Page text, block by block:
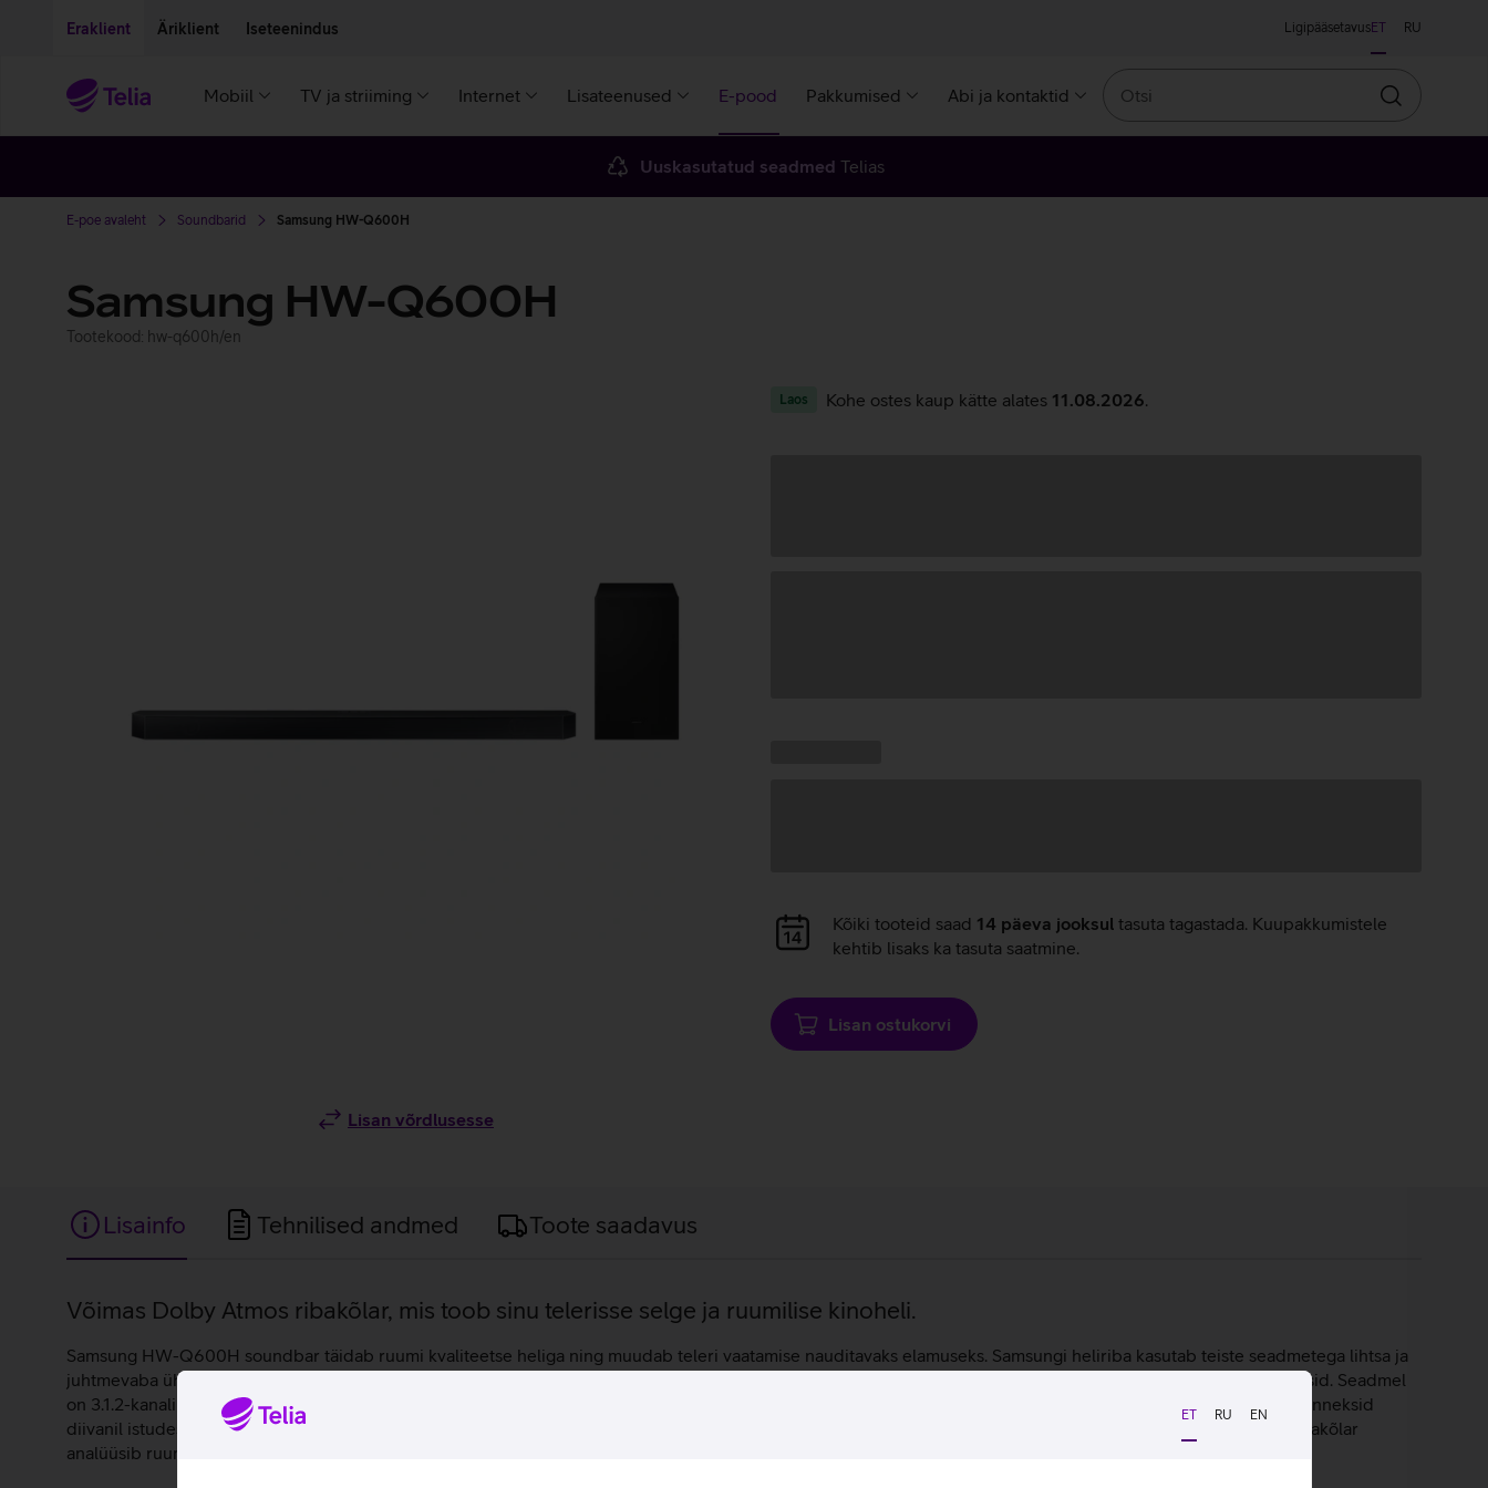
ET RU EN
Eraklient Äriklient Iseteenindus LigipääsetavusET RU
Mobiil TV ja striiming Internet Lisateenused E-pood Pakkumised Abi ja kontaktid
Otsin
Uuskasutatud seadmed Telias
E-poe avaleht Soundbarid Samsung HW-Q600H
Samsung HW-Q600H
Tootekood: hw-q600h/en
Lisan võrdlusesse
Laos Kohe ostes kaup kätte alates 11.08.2026
Andmete
laadimine
Kõiki tooteid saad 14 päeva jooksul tasuta tagastada. Kuupakkumistele
kehtib lisaks ka tasuta saatmine.
Lisan ostukorvi
Lisainfo Tehnilised andmed Toote saadavus
Lisainfo
Võimas Dolby Atmos ribakõlar, mis toob sinu telerisse selge ja ruumilise kinoheli.
Samsung HW-Q600H soundbar täidab ruumi kvaliteetse heliga ning muudab teleri vaatamise nauditavaks elamuseks. Samsungi heliriba kasutab teiste seadmetega lihtsa ja
juhtmevaba ühenduse loomiseks WiFi või Bluetooth ühendust. Ribakõlar sünkroniseerub Samsungi teleriga, mistõttu loovad nad üheskoos kõikehõlmavaid helisid. Seadmel
on 3.1.2-kanaline heli, mis saavutab liikuva heli ning pakub seeläbi teleri vaatajaile kütkestavat meelelahutust. Dolby Atmos helivorming loob kodus 3D heli, et tunneksid
diivanil istudes end igati kaasahaaratuna. SpaceFit Sound Pro funktsiooniga on seadmest kostuv heli alati puhas ja kaasahaarav, sest see on ruumi sobitatud. Ribakõlar
analüüsib ruumi, kalibreerides helisid nii, et need sobiksid ideaalselt.